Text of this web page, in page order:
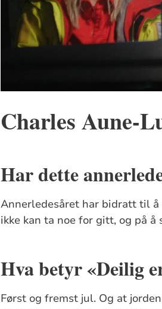
Charles Aune-
Har dette
Annerledesåret har bidratt til
ikke kan ta noe for gitt, og på
Hva betyr «Deilig
Først og fremst jul. Og at